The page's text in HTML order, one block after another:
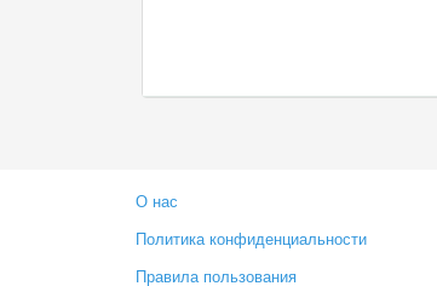
О нас
Политика конфиденциальности
Правила пользования